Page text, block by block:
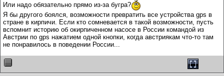
Или надо обязательно прямо из-за бугра?
Я бы другого боялся, возможности превратить все устройства gps в
стране в кирпичи. Если кто сомневается в такой возможности, пусть
вспомнит историю об окирпиченном насосе в России командой из
Австрии по gps нажатием одной кнопки, когда австриякам что-то там
не понравилось в поведении России...